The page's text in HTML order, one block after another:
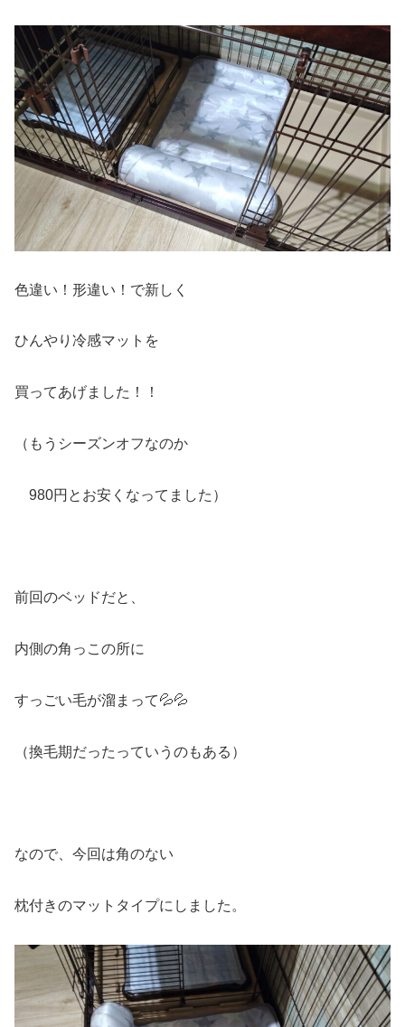
色違い！形違い！で新しく
ひんやり冷感マットを
買ってあげました！！
（もうシーズンオフなのか
980円とお安くなってました）
前回のベッドだと、
内側の角っこの所に
すっごい毛が溜まって💦💦
（換毛期だったっていうのもある）
なので、今回は角のない
枕付きのマットタイプにしました。